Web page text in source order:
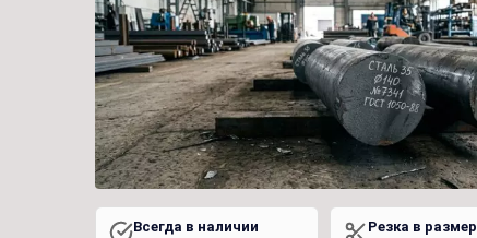
Всегда в наличии Резка в размер